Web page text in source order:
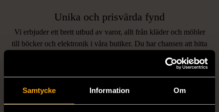
Samtycke Information Om
Unika och prisvärda fynd
Vi erbjuder ett brett utbud av varor, allt från kläder och möbler
till böcker och elektronik i våra butiker. Du har chansen att hitta
LIKNANDE PRODUKTER
Hitta produkter som påminner om denna